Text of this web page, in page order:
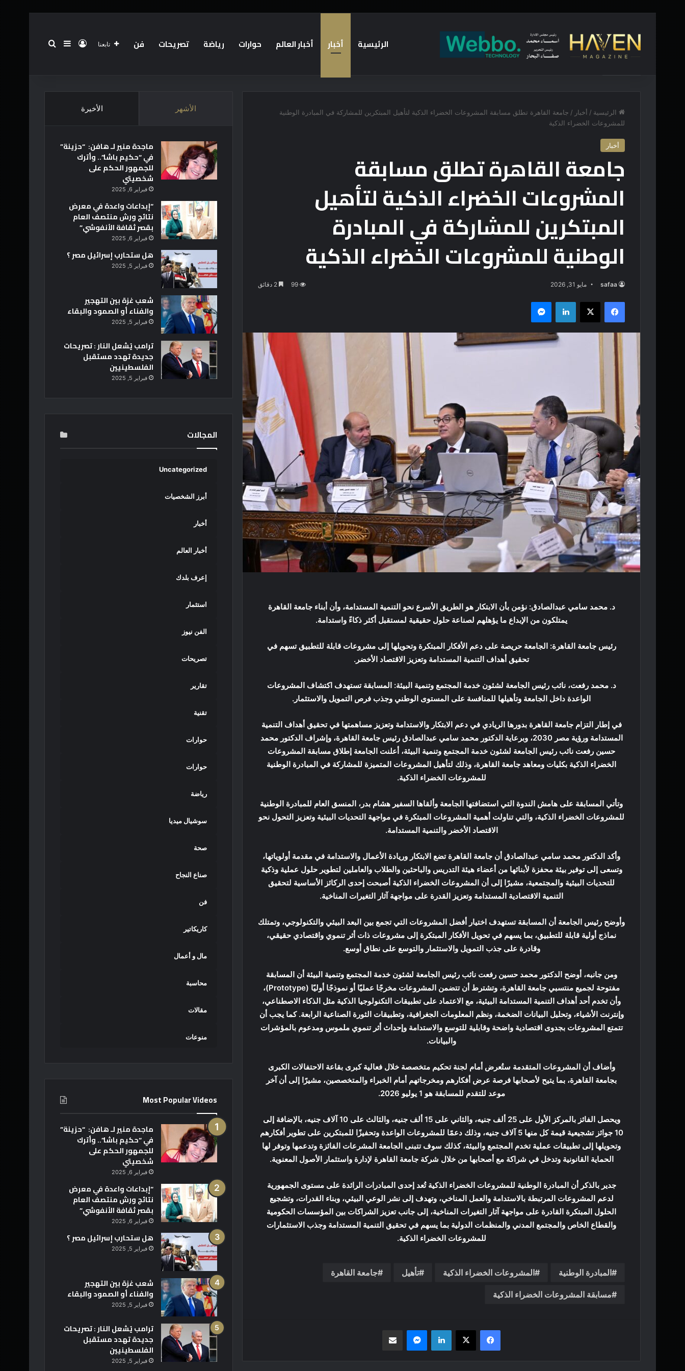
الرئيسية أخبار أخبار العالم حوارات رياضة تصريحات فن تابعنا تسجيل الدخول
إضافة عمود جانبي
الرئيسية / أخبار / جامعة القاهرة تطلق مسابقة المشروعات الخضراء الذكية لتأهيل المبتكرين للمشاركة في المبادرة الوطنية
للمشروعات الخضراء الذكية
أخبار
جامعة القاهرة تطلق مسابقة
المشروعات الخضراء الذكية لتأهيل
المبتكرين للمشاركة في المبادرة
الوطنية للمشروعات الخضراء الذكية
safaa مايو 31, 2026 99
فيسبوك لينكدإن
د. محمد سامي عبدالصادق: نؤمن بأن الابتكار هو الطريق الأسرع نحو التنمية المستدامة، وأن أبناء جامعة القاهرة
يمتلكون من الإبداع ما يؤهلهم لصناعة حلول حقيقية لمستقبل أكثر ذكاءً واستدامة.
رئيس جامعة القاهرة: الجامعة حريصة على دعم الأفكار المبتكرة وتحويلها إلى مشروعات قابلة للتطبيق تسهم في
تحقيق أهداف التنمية المستدامة وتعزيز الاقتصاد الأخضر.
د. محمد رفعت، نائب رئيس الجامعة لشئون خدمة المجتمع وتنمية البيئة: المسابقة تستهدف اكتشاف المشروعات
الواعدة داخل الجامعة وتأهيلها للمنافسة على المستوى الوطني وجذب فرص التمويل والاستثمار.
في إطار التزام جامعة القاهرة بدورها الريادي في دعم الابتكار والاستدامة وتعزيز مساهمتها في تحقيق أهداف التنمية
المستدامة ورؤية مصر 2030، وبرعاية الدكتور محمد سامي عبدالصادق رئيس جامعة القاهرة، وإشراف الدكتور محمد
حسين رفعت نائب رئيس الجامعة لشئون خدمة المجتمع وتنمية البيئة، أعلنت الجامعة إطلاق مسابقة المشروعات
الخضراء الذكية بكليات ومعاهد جامعة القاهرة، وذلك لتأهيل المشروعات المتميزة للمشاركة في المبادرة الوطنية
للمشروعات الخضراء الذكية.
وتأتي المسابقة على هامش الندوة التي استضافتها الجامعة وألقاها السفير هشام بدر، المنسق العام للمبادرة الوطنية
للمشروعات الخضراء الذكية، والتي تناولت أهمية المشروعات المبتكرة في مواجهة التحديات البيئية وتعزيز التحول نحو
الاقتصاد الأخضر والتنمية المستدامة.
وأكد الدكتور محمد سامي عبدالصادق أن جامعة القاهرة تضع الابتكار وريادة الأعمال والاستدامة في مقدمة أولوياتها،
وتسعى إلى توفير بيئة محفزة لأبنائها من أعضاء هيئة التدريس والباحثين والطلاب والعاملين لتطوير حلول عملية وذكية
للتحديات البيئية والمجتمعية، مشيرًا إلى أن المشروعات الخضراء الذكية أصبحت إحدى الركائز الأساسية لتحقيق
التنمية الاقتصادية المستدامة وتعزيز القدرة على مواجهة آثار التغيرات المناخية.
وأوضح رئيس الجامعة أن المسابقة تستهدف اختيار أفضل المشروعات التي تجمع بين البعد البيئي والتكنولوجي، وتمتلك
نماذج أولية قابلة للتطبيق، بما يسهم في تحويل الأفكار المبتكرة إلى مشروعات ذات أثر تنموي واقتصادي حقيقي،
وقادرة على جذب التمويل والاستثمار والتوسع على نطاق أوسع.
ومن جانبه، أوضح الدكتور محمد حسين رفعت نائب رئيس الجامعة لشئون خدمة المجتمع وتنمية البيئة أن المسابقة
مفتوحة لجميع منتسبي جامعة القاهرة، وتشترط أن تتضمن المشروعات مخرجًا عمليًا أو نموذجًا أوليًا (Prototype)،
وأن تخدم أحد أهداف التنمية المستدامة البيئية، مع الاعتماد على تطبيقات التكنولوجيا الذكية مثل الذكاء الاصطناعي،
وإنترنت الأشياء، وتحليل البيانات الضخمة، ونظم المعلومات الجغرافية، وتطبيقات الثورة الصناعية الرابعة. كما يجب أن
تتمتع المشروعات بجدوى اقتصادية واضحة وقابلية للتوسع والاستدامة وإحداث أثر تنموي ملموس ومدعوم بالمؤشرات
والبيانات.
وأضاف أن المشروعات المتقدمة ستُعرض أمام لجنة تحكيم متخصصة خلال فعالية كبرى بقاعة الاحتفالات الكبرى
بجامعة القاهرة، بما يتيح لأصحابها فرصة عرض أفكارهم ومخرجاتهم أمام الخبراء والمتخصصين، مشيرًا إلى أن آخر
موعد للتقدم للمسابقة هو 1 يوليو 2026.
ويحصل الفائز بالمركز الأول على 25 ألف جنيه، والثاني على 15 ألف جنيه، والثالث على 10 آلاف جنيه، بالإضافة إلى
10 جوائز تشجيعية قيمة كل منها 5 آلاف جنيه، وذلك دعمًا للمشروعات الواعدة وتحفيزًا للمبتكرين على تطوير أفكارهم
وتحويلها إلى تطبيقات عملية تخدم المجتمع والبيئة، كذلك سوف تتبنى الجامعة المشرعات الفائزة وتدعمها وتوفر لها
الحماية القانونية وتدخل في شراكة مع أصحابها من خلال شركة جامعة القاهرة لإدارة واستثمار الأصول المعنوية.
جدير بالذكر أن المبادرة الوطنية للمشروعات الخضراء الذكية تُعد إحدى المبادرات الرائدة على مستوى الجمهورية
لدعم المشروعات المرتبطة بالاستدامة والعمل المناخي، وتهدف إلى نشر الوعي البيئي، وبناء القدرات، وتشجيع
الحلول المبتكرة القادرة على مواجهة آثار التغيرات المناخية، إلى جانب تعزيز الشراكات بين المؤسسات الحكومية
والقطاع الخاص والمجتمع المدني والمنظمات الدولية بما يسهم في تحقيق التنمية المستدامة وجذب الاستثمارات
للمشروعات الخضراء الذكية.
المبادرة الوطنية المشروعات الخضراء الذكية تأهيل جامعة القاهرة
مسابقة المشروعات الخضراء الذكية
فيسبوك لينكدإن
الأشهر الأخيرة
ماجدة منير لـ هافن: “حزينة”
في “حكيم باشا”.. وأترك
للجمهور الحكم على
شخصيتي
فبراير 6, 2025
“إبداعات واعدة في معرض
نتائج ورش منتصف العام
بقصر ثقافة الأنفوشي”
فبراير 6, 2025
هل ستحارب إسرائيل مصر ؟
فبراير 5, 2025
شعب غزة بين التهجير
والفناء أو الصمود والبقاء
فبراير 5, 2025
ترامب يُشعل النار : تصريحات
جديدة تهدد مستقبل
الفلسطينيين
فبراير 5, 2025
المجالات
Uncategorized
أبرز الشخصيات
أخبار
أخبار العالم
إعرف بلدك
استثمار
الفن نيوز
تصريحات
تقارير
تقنية
حوارات
حوارات
رياضة
سوشيال ميديا
صحة
صناع النجاح
فن
كاريكاتير
مال و أعمال
محاسبة
مقالات
منوعات
Most Popular Videos
ماجدة منير لـ هافن: “حزينة”
في “حكيم باشا”.. وأترك
للجمهور الحكم على
شخصيتي
فبراير 6, 2025
“إبداعات واعدة في معرض
نتائج ورش منتصف العام
بقصر ثقافة الأنفوشي”
فبراير 6, 2025
هل ستحارب إسرائيل مصر ؟
فبراير 5, 2025
شعب غزة بين التهجير
والفناء أو الصمود والبقاء
فبراير 5, 2025
ترامب يُشعل النار : تصريحات
جديدة تهدد مستقبل
الفلسطينيين
فبراير 5, 2025